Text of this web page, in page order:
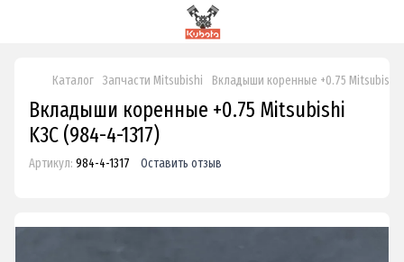
Каталог Запчасти Mitsubishi Вкладыши коренные +0.75 Mitsubishi
Вкладыши коренные +0.75 Mitsubishi
K3C (984-4-1317)
Артикул: 984-4-1317 Оставить отзыв